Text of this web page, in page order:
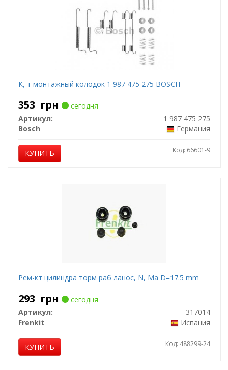
К, т монтажный колодок 1 987 475 275 BOSCH
353 грн
сегодня
Артикул:
1 987 475 275
Bosch
Германия
КУПИТЬ Код: 66601-9
Рем-кт цилиндра торм раб ланос, N, Ma D=17.5 mm
293 грн
сегодня
Артикул:
317014
Frenkit
Испания
КУПИТЬ Код: 488299-24